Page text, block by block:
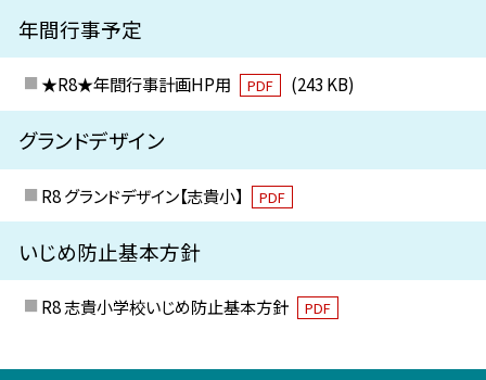
年間行事予定
★R8★年間行事計画HP用 PDF (243 KB)
グランドデザイン
R8 グランドデザイン【志貴小】 PDF
いじめ防止基本方針
R8 志貴小学校いじめ防止基本方針 PDF